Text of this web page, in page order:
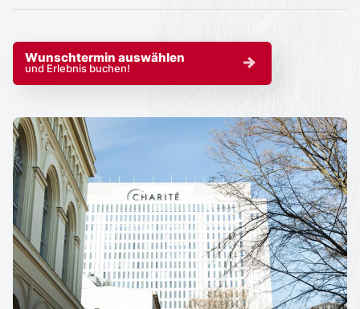
Wunschtermin auswählen
und Erlebnis buchen!